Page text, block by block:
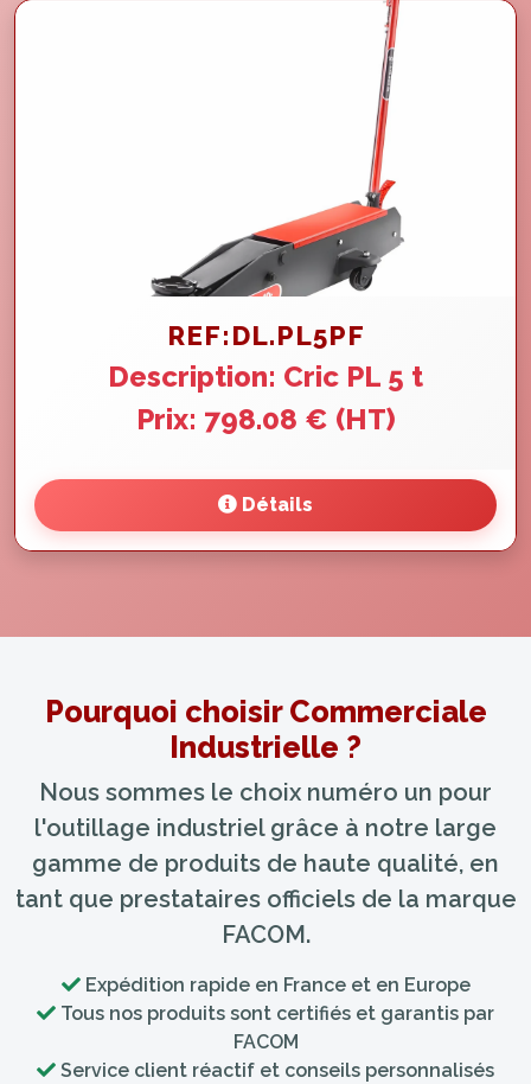
REF:DL.PL5PF
Description: Cric PL 5 t
Prix: 798.08 € (HT)
Détails
Pourquoi choisir Commerciale
Industrielle ?
Nous sommes le choix numéro un pour
l'outillage industriel grâce à notre large
gamme de produits de haute qualité, en
tant que prestataires officiels de la marque
FACOM.
Expédition rapide en France et en Europe
Tous nos produits sont certifiés et garantis par
FACOM
Service client réactif et conseils personnalisés